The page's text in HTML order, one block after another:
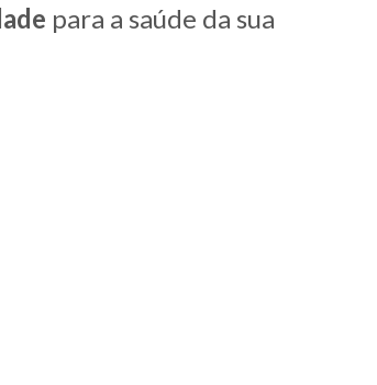
para a saúde da sua